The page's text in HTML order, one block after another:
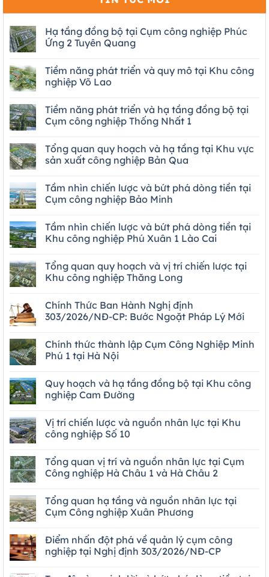
Hạ tầng đồng bộ tại Cụm công nghiệp Phúc
Ứng 2 Tuyên Quang
Tiềm năng phát triển và quy mô tại Khu công
nghiệp Võ Lao
Tiềm năng phát triển và hạ tầng đồng bộ tại
Cụm công nghiệp Thống Nhất 1
Tổng quan quy hoạch và hạ tầng tại Khu vực
sản xuất công nghiệp Bản Qua
Tầm nhìn chiến lược và bứt phá dòng tiền tại
Cụm công nghiệp Bảo Minh
Tầm nhìn chiến lược và bứt phá dòng tiền tại
Khu công nghiệp Phú Xuân 1 Lào Cai
Tổng quan quy hoạch và vị trí chiến lược tại
Khu công nghiệp Thăng Long
Chính Thức Ban Hành Nghị định
303/2026/NĐ-CP: Bước Ngoặt Pháp Lý Mới
Chính thức thành lập Cụm Công Nghiệp Minh
Phú 1 tại Hà Nội
Quy hoạch và hạ tầng đồng bộ tại Khu công
nghiệp Cam Đường
Vị trí chiến lược và nguồn nhân lực tại Khu
công nghiệp Số 10
Tổng quan vị trí và nguồn nhân lực tại Cụm
Công nghiệp Hà Châu 1 và Hà Châu 2
Tổng quan hạ tầng và nguồn nhân lực tại
Cụm Công nghiệp Xuân Phương
Điểm nhấn đột phá về quản lý cụm công
nghiệp tại Nghị định 303/2026/NĐ-CP